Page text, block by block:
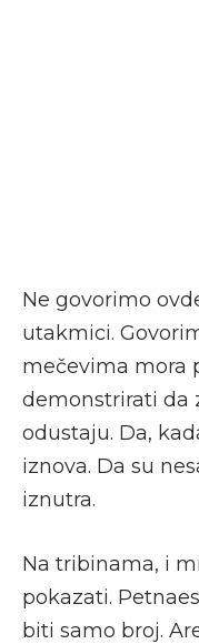
Ne govorimo
utakmici.
mečevima mora
demonstrirati da
odustaju. Da,
iznova. Da su
iznutra.
Na tribinama, i
pokazati.
biti samo broj.